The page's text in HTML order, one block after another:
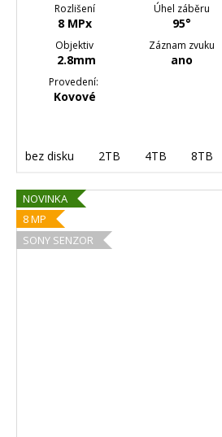
Rozlišení
8 MPx
Úhel záběru
95°
Objektiv
2.8mm
Záznam zvuku
ano
Provedení:
Kovové
bez disku 2TB 4TB 8TB
NOVINKA
8 MP
SONY SENZOR